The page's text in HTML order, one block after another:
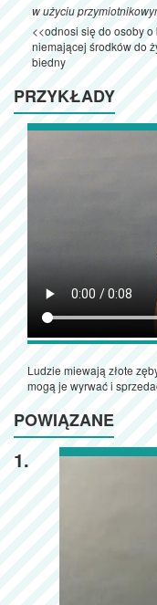
w użyciu
<<odnosi się do osoby
niemającej środków do
biedny
PRZYKŁADY
Ludzie miewają złote
mogą je wyrwać i
POWIĄZANE
1.